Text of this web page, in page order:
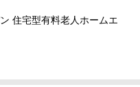
住宅型有料老人ホームエ